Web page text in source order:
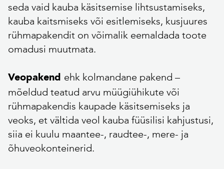
seda vaid kauba käsitsemise lihtsustamiseks,
kauba kaitsmiseks või esitlemiseks, kusjuures
rühmapakendit on võimalik eemaldada toote
omadusi muutmata.
Veopakend ehk kolmandane pakend –
mõeldud teatud arvu müügiühikute või
rühmapakendis kaupade käsitsemiseks ja
veoks, et vältida veol kauba füüsilisi kahjustusi,
siia ei kuulu maantee-, raudtee-, mere- ja
õhuveokonteinerid.